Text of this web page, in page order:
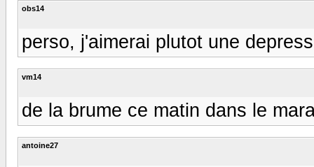
obs14
perso, j'aimerai plutot une
vm14
de la brume ce matin dans le
antoine27